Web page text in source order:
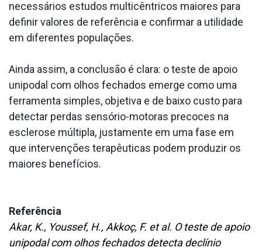
necessários estudos multicêntricos maiores para
definir valores de referência e confirmar a utilidade
em diferentes populações.
Ainda assim, a conclusão é clara: o teste de apoio
unipodal com olhos fechados emerge como uma
ferramenta simples, objetiva e de baixo custo para
detectar perdas sensório-motoras precoces na
esclerose múltipla, justamente em uma fase em
que intervenções terapêuticas podem produzir os
maiores benefícios.
Referência
Akar, K., Youssef, H., Akkoç, F. et al. O teste de apoio
unipodal com olhos fechados detecta declínio